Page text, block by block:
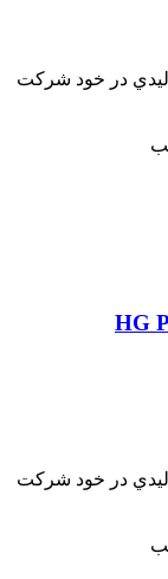
در خود شرکت
در خود شرکت